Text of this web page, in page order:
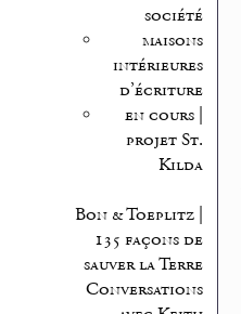
société
maisons
intérieures
d’écriture
en cours |
projet St.
Kilda
Bon & Toeplitz |
135 façons de
sauver la Terre
Conversations